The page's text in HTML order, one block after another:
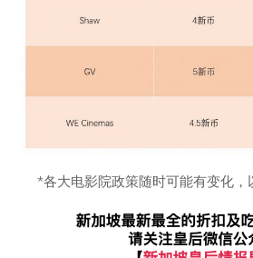
*各大电影院政策随时可能有变化，